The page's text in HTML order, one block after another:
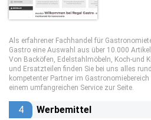
Als erfahrener Fachhandel für
Gastro eine Auswahl aus über 10.000
Von Backöfen, Edelstahlmöbeln, Koch-und
und Ersatzteilen finden Sie bei uns alles
kompetenter Partner im
einem umfangreichen Service zur Seite.
4 Werbemittel